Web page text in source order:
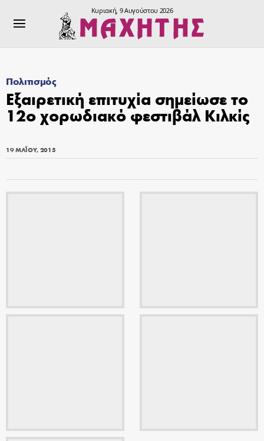
Κυριακή, 9 Αυγούστου 2026
Πολιτισμός
Εξαιρετική επιτυχία σημείωσε το
12ο χορωδιακό φεστιβάλ Κιλκίς
19 ΜΑΪ́ΟΥ, 2015